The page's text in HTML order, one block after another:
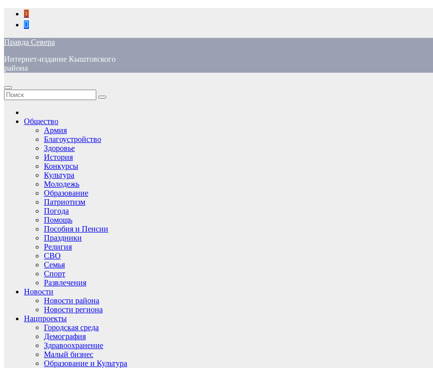
Перейти
содержимому
Правда Севера
Интернет-издание Кыштовского
района
Общество
Армия
Благоустройство
Здоровье
История
Конкурсы
Культура
Молодежь
Образование
Патриотизм
Погода
Помощь
Пособия и Пенсии
Праздники
Религия
СВО
Семья
Спорт
Развлечения
Новости
Новости района
Новости региона
Нацпроекты
Городская среда
Демография
Здравоохранение
Малый бизнес
Образование и Культура